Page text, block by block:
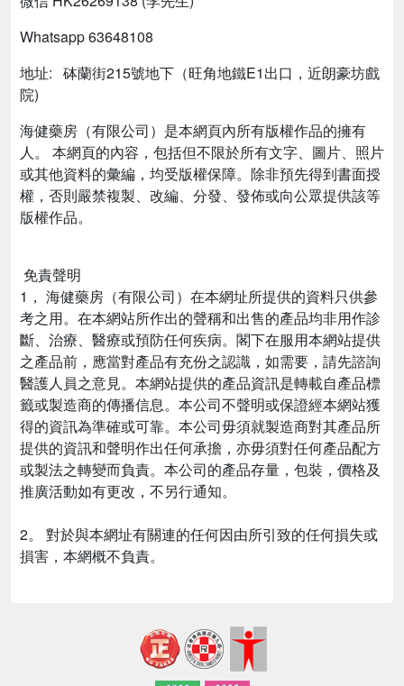
Whatsapp 63648108
地址: 砵蘭街215號地下（旺角地鐵E1出口，近朗豪坊戲
院)
海健藥房（有限公司）是本網頁內所有版權作品的擁有
人。
本網頁的內容，包括但不限於所有文字、圖片、照片
或其他資料的彙編，均受版權保障。除非預先得到書面授
權，否則嚴禁複製、改編、分發、發佈或向公眾提供該等
版權作品。
免責聲明
1， 海健藥房（有限公司）在本網址所提供的資料只供參
考之用。在本網站所作出的聲稱和出售的產品均非用作診
斷、治療、醫療或預防任何疾病。閣下在服用本網站提供
之產品前，應當對產品有充份之認識，如需要，請先諮詢
醫護人員之意見。本網站提供的產品資訊是轉載自產品標
籤或製造商的傳播信息。本公司不聲明或保證經本網站獲
得的資訊為準確或可靠。本公司毋須就製造商對其產品所
提供的資訊和聲明作出任何承擔，亦毋須對任何產品配方
或製法之轉變而負責。本公司的產品存量，包裝，價格及
推廣活動如有更改，不另行通知。
2。 對於與本網址有關連的任何因由所引致的任何損失或
損害，本網概不負責。